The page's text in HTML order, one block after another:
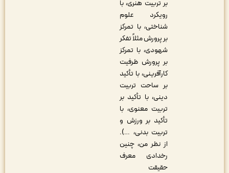
بر تربیت هنری، با
رویکرد علوم
شناختی، با تمرکز
بر پرورش مثلاً تفکر
شهودی، با تمرکز
بر پرورش ظرفیت
کارآفرینی، با تأکید
بر ساحت تربیت
دینی، با تأکید بر
تربیت معنوی، با
تأکید بر ورزش و
تربیت بدنی، …).
از نظر من، چنین
رخدادی معرف